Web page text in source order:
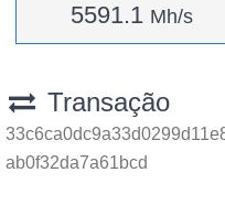
5591.1 Mh/s
Transação
ab0f32da7a61bcd